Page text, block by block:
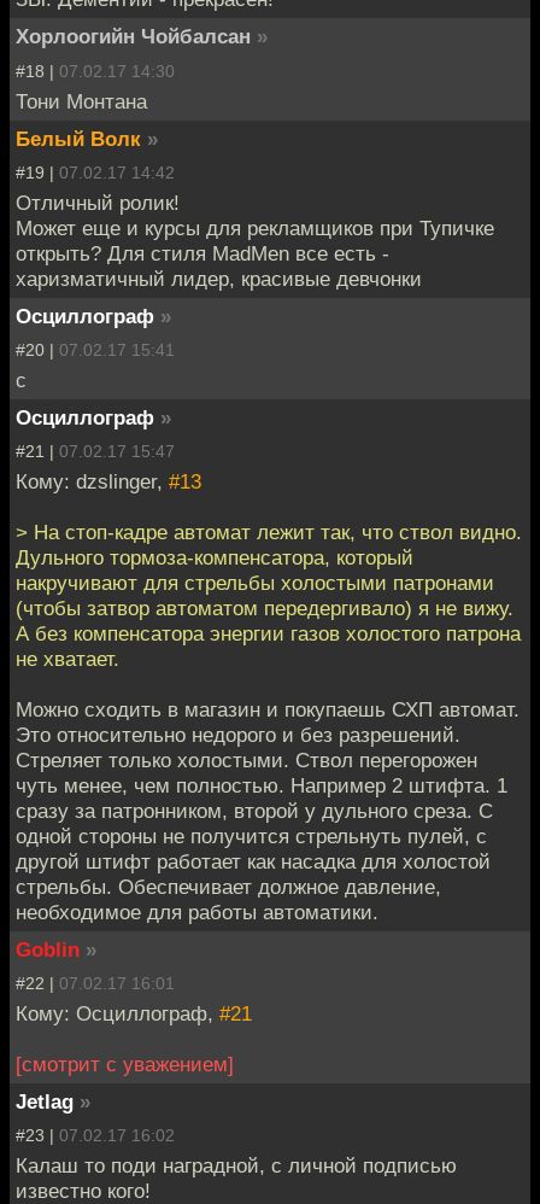
Хорлоогийн Чойбалсан »
#18 | 07.02.17 14:30
Тони Монтана
Белый Волк »
#19 | 07.02.17 14:42
Отличный ролик!
Может еще и курсы для рекламщиков при Тупичке
открыть? Для стиля MadMen все есть -
харизматичный лидер, красивые девчонки
Осциллограф »
#20 | 07.02.17 15:41
c
Осциллограф »
#21 | 07.02.17 15:47
Кому: dzslinger, #13
> На стоп-кадре автомат лежит так, что ствол видно.
Дульного тормоза-компенсатора, который
накручивают для стрельбы холостыми патронами
(чтобы затвор автоматом передергивало) я не вижу.
А без компенсатора энергии газов холостого патрона
не хватает.
Можно сходить в магазин и покупаешь СХП автомат.
Это относительно недорого и без разрешений.
Стреляет только холостыми. Ствол перегорожен
чуть менее, чем полностью. Например 2 штифта. 1
сразу за патронником, второй у дульного среза. С
одной стороны не получится стрельнуть пулей, с
другой штифт работает как насадка для холостой
стрельбы. Обеспечивает должное давление,
необходимое для работы автоматики.
Goblin »
#22 | 07.02.17 16:01
Кому: Осциллограф, #21
[смотрит с уважением]
Jetlag »
#23 | 07.02.17 16:02
Калаш то поди наградной, с личной подписью
известно кого!